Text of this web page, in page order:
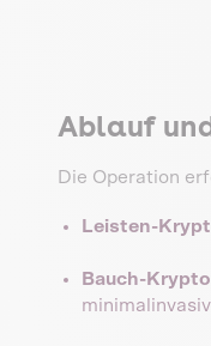
Ablauf
Die Operation
Leisten-
Bauch-